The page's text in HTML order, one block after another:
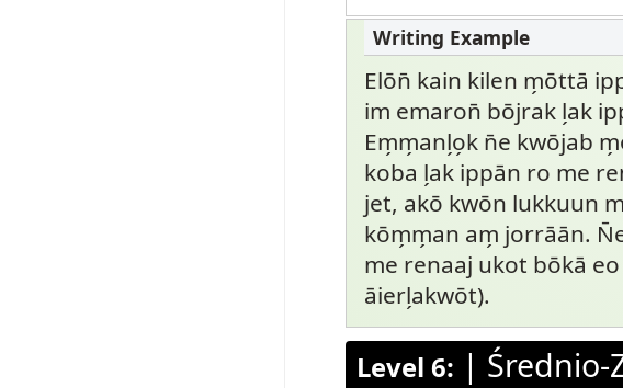
Elōn̄ kain kilen m̗ōttā
im emaron̄ bōjrak l̗ak
Em̗m̗anl̗o̗k n̄e kwōjab
koba l̗ak ippān ro me
jet, akō kwōn lukkuun
kōm̗m̗an am̗ jorrāān.
me renaaj ukot bōkā
āierl̗akwōt).
Level 6: | Średnio-